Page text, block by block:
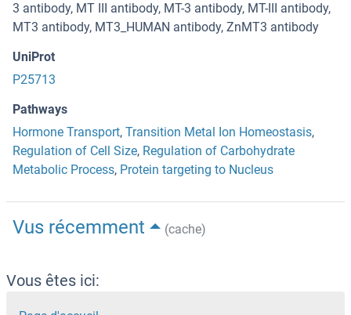
3 antibody, MT III antibody, MT-3 antibody, MT-III antibody,
MT3 antibody, MT3_HUMAN antibody, ZnMT3 antibody
UniProt
P25713
Pathways
Hormone Transport, Transition Metal Ion Homeostasis,
Regulation of Cell Size, Regulation of Carbohydrate
Metabolic Process, Protein targeting to Nucleus
Vus récemment (cache)
Vous êtes ici: